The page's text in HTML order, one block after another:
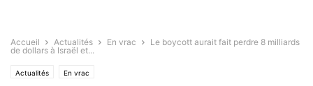
Accueil Actualités En vrac
Le boycott aurait fait perdre 8 milliards
de dollars à Israël et...
Actualités En vrac